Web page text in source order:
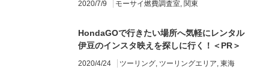
2020/7/9 モーサイ燃費調査室, 関東
HondaGOで行きたい場所へ気軽にレンタル
伊豆のインスタ映えを探しに行く！＜PR＞
2020/4/24 ツーリング, ツーリングエリア, 東海